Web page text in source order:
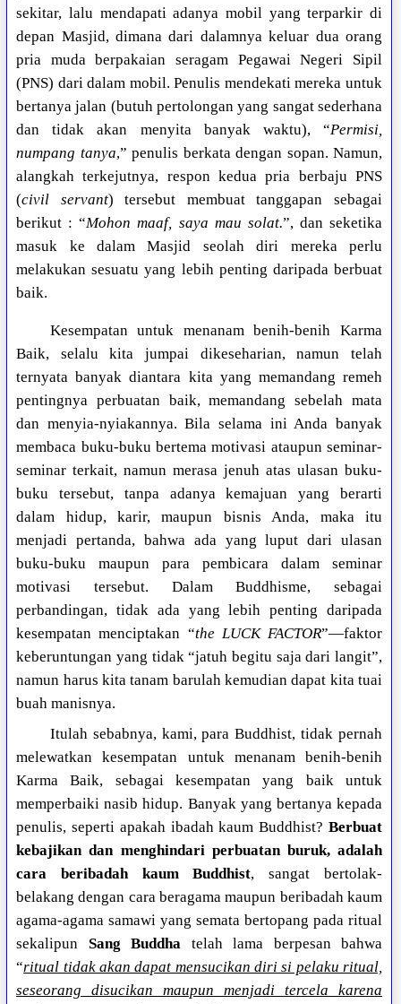
sekitar, lalu mendapati adanya mobil yang terparkir di
depan Masjid, dimana dari dalamnya keluar dua orang
pria muda berpakaian seragam Pegawai Negeri Sipil
(PNS) dari dalam mobil. Penulis mendekati mereka untuk
bertanya jalan (butuh pertolongan yang sangat sederhana
dan tidak akan menyita banyak waktu), “Permisi,
numpang tanya,” penulis berkata dengan sopan. Namun,
alangkah terkejutnya, respon kedua pria berbaju PNS
(civil servant) tersebut membuat tanggapan sebagai
berikut : “Mohon maaf, saya mau solat.”, dan seketika
masuk ke dalam Masjid seolah diri mereka perlu
melakukan sesuatu yang lebih penting daripada berbuat
baik.
Kesempatan untuk menanam benih-benih Karma
Baik, selalu kita jumpai dikeseharian, namun telah
ternyata banyak diantara kita yang memandang remeh
pentingnya perbuatan baik, memandang sebelah mata
dan menyia-nyiakannya. Bila selama ini Anda banyak
membaca buku-buku bertema motivasi ataupun seminar-
seminar terkait, namun merasa jenuh atas ulasan buku-
buku tersebut, tanpa adanya kemajuan yang berarti
dalam hidup, karir, maupun bisnis Anda, maka itu
menjadi pertanda, bahwa ada yang luput dari ulasan
buku-buku maupun para pembicara dalam seminar
motivasi tersebut. Dalam Buddhisme, sebagai
perbandingan, tidak ada yang lebih penting daripada
kesempatan menciptakan “the LUCK FACTOR”—faktor
keberuntungan yang tidak “jatuh begitu saja dari langit”,
namun harus kita tanam barulah kemudian dapat kita tuai
buah manisnya.
Itulah sebabnya, kami, para Buddhist, tidak pernah
melewatkan kesempatan untuk menanam benih-benih
Karma Baik, sebagai kesempatan yang baik untuk
memperbaiki nasib hidup. Banyak yang bertanya kepada
penulis, seperti apakah ibadah kaum Buddhist? Berbuat
kebajikan dan menghindari perbuatan buruk, adalah
cara beribadah kaum Buddhist, sangat bertolak-
belakang dengan cara beragama maupun beribadah kaum
agama-agama samawi yang semata bertopang pada ritual
sekalipun Sang Buddha telah lama berpesan bahwa
“ritual tidak akan dapat mensucikan diri si pelaku ritual,
seseorang disucikan maupun menjadi tercela karena